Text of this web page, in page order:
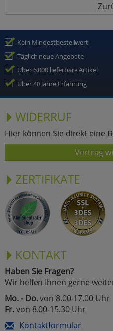
Kein Mindestbestellwert
Täglich neue Angebote
Über 6.000 lieferbare Artikel
Über 40 Jahre Erfahrung
WIDERRUF
Hier können Sie direkt eine
Vertrag
ZERTIFIKATE
KONTAKT
Haben Sie Fragen?
Wir helfen Ihnen gerne
Mo. - Do.von 8.00-17.00 Uhr
Fr.von 8.00-15.30 Uhr
Kontaktformular